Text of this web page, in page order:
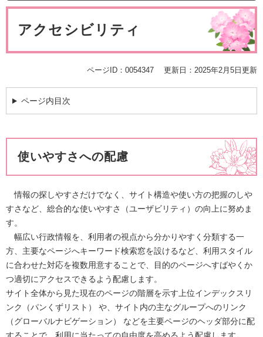
アクセシビリティ
ページID：0054347 更新日：2025年2月5日更新
ページ内目次
使いやすさへの配慮
情報の探しやすさだけでなく、サイト構造や使い方の把握のしや
すさなど、総合的な使いやすさ（ユーザビリティ）の向上に努めま
す。
幅広い行政情報を、利用者の視点から分かりやすく分類する一
方、主要なページへキーワード検索窓を設けるなど、利用スタイル
に合わせた対応を複数用意することで、目的のページへすばやくか
つ適切にアクセスできるよう配慮します。
サイト全体から見た現在のページの階層を示す上位インデックスリ
ンク（パンくずリスト） や、サイト内の主なグループへのリンク
（グローバルナビゲーション） などを主要ページのヘッダ部分に配